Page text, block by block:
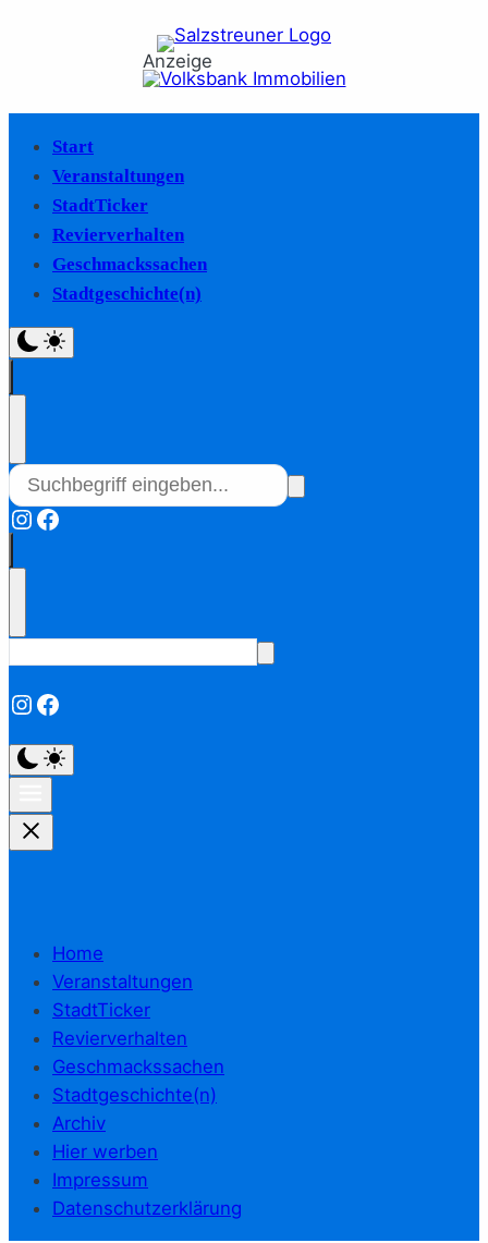
Anzeige
Start
Veranstaltungen
StadtTicker
Revierverhalten
Geschmackssachen
Stadtgeschichte(n)
Instagram
Facebook
Instagram
Facebook
Home
Veranstaltungen
StadtTicker
Revierverhalten
Geschmackssachen
Stadtgeschichte(n)
Archiv
Hier werben
Impressum
Datenschutzerklärung